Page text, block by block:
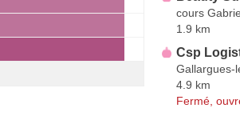
cours
1.9 km
Csp
Gallargues-
4.9 km
Fermé,